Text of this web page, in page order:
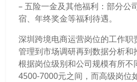
– 五险一金及其他福利：部分公
宿、年终奖金等福利待遇。
深圳跨境电商运营岗位的工作职
管理到市场调研再到数据分析和
根据岗位级别和公司规模有所不
4500-7000元之间，而高级岗位